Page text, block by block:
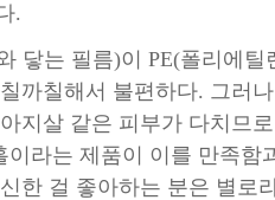
.
닿는 필름)이 PE(폴리에
까칠해서 불편하다. 그러
지살 같은 피부가 다치므
이라는 제품이 이를 만족함
한 걸 좋아하는 분은 별로